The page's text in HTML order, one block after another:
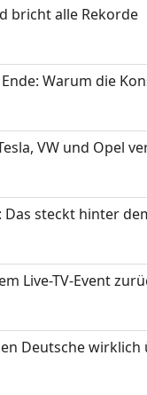
bricht alle Rekorde
Warum die
VW und Opel
steckt hinter
Live-TV-Event
Deutsche